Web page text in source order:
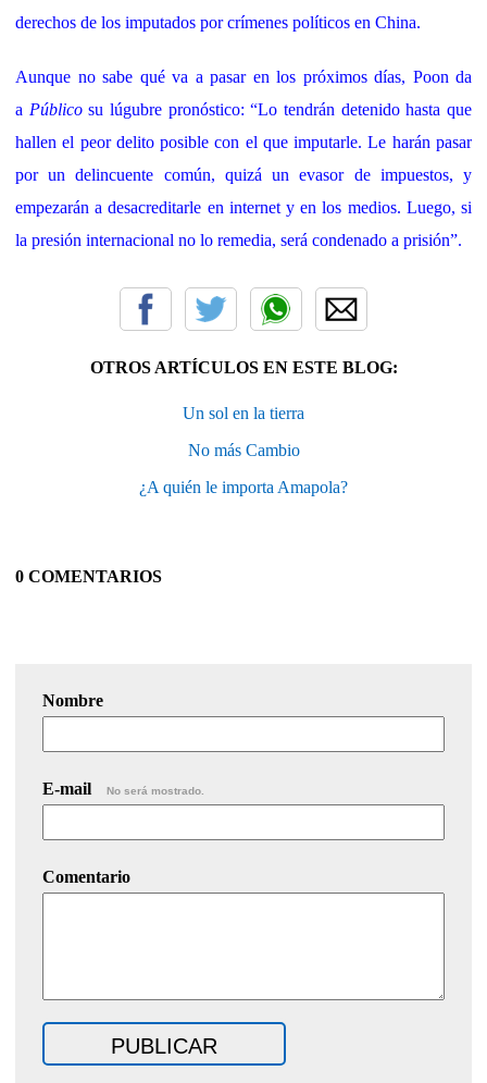
derechos de los imputados por crímenes políticos en China.
Aunque no sabe qué va a pasar en los próximos días, Poon da
a Públicosu lúgubre pronóstico: “Lo tendrán detenido hasta que
hallen el peor delito posible con el que imputarle. Le harán pasar
por un delincuente común, quizá un evasor de impuestos, y
empezarán a desacreditarle en internet y en los medios. Luego, si
la presión internacional no lo remedia, será condenado a prisión”.
OTROS ARTÍCULOS EN ESTE BLOG:
Un sol en la tierra
No más Cambio
¿A quién le importa Amapola?
0 COMENTARIOS
Nombre
E-mail No será mostrado.
Comentario